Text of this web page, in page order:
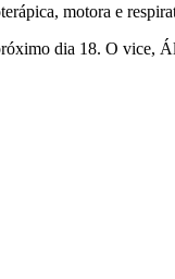
motora e
dia 18. O vice,